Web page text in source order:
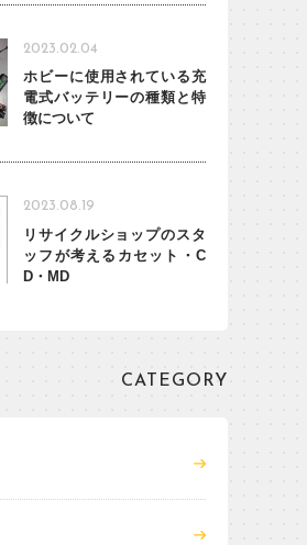
2023.02.04
ホビーに使用されている充
電式バッテリーの種類と特
徴について
2023.08.19
リサイクルショップのスタ
ッフが考えるカセット・C
D・MD
CATEGORY